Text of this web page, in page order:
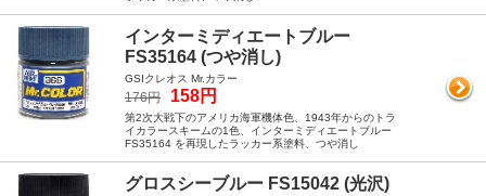
インターミディエートブルー
FS35164 (つや消し)
GSIクレオス Mr.カラー
176円 158円
第2次大戦下のアメリカ海軍機体色、1943年からのトラ
イカラースキームの1色、インターミディエートブルー
FS35164 を再現したラッカー系塗料、つや消し
グロスシーブルー FS15042 (光沢)